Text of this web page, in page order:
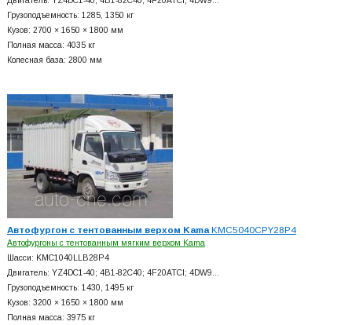
Грузоподъемность: 1285, 1350 кг
Кузов: 2700 × 1650 × 1800 мм
Полная масса: 4035 кг
Колесная база: 2800 мм
Автофургон с тентованным верхом KamaKMC5040CPY28P4
Автофургоны с тентованным мягким верхом Kama
Шасси: KMC1040LLB28P4
Двигатель: YZ4DC1-40; 4B1-82C40; 4F20ATCI; 4DW9…
Грузоподъемность: 1430, 1495 кг
Кузов: 3200 × 1650 × 1800 мм
Полная масса: 3975 кг